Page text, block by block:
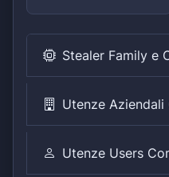
Stealer Family e
Utenze
Utenze Users